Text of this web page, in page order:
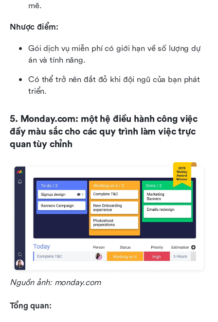
mẽ.
Nhược điểm:
Gói dịch vụ miễn phí có giới hạn về số lượng dự
án và tính năng.
Có thể trở nên đắt đỏ khi đội ngũ của bạn phát
triển.
5. Monday.com: một hệ điều hành công việc
đầy màu sắc cho các quy trình làm việc trực
quan tùy chỉnh
Nguồn ảnh: monday.com
Tổng quan: